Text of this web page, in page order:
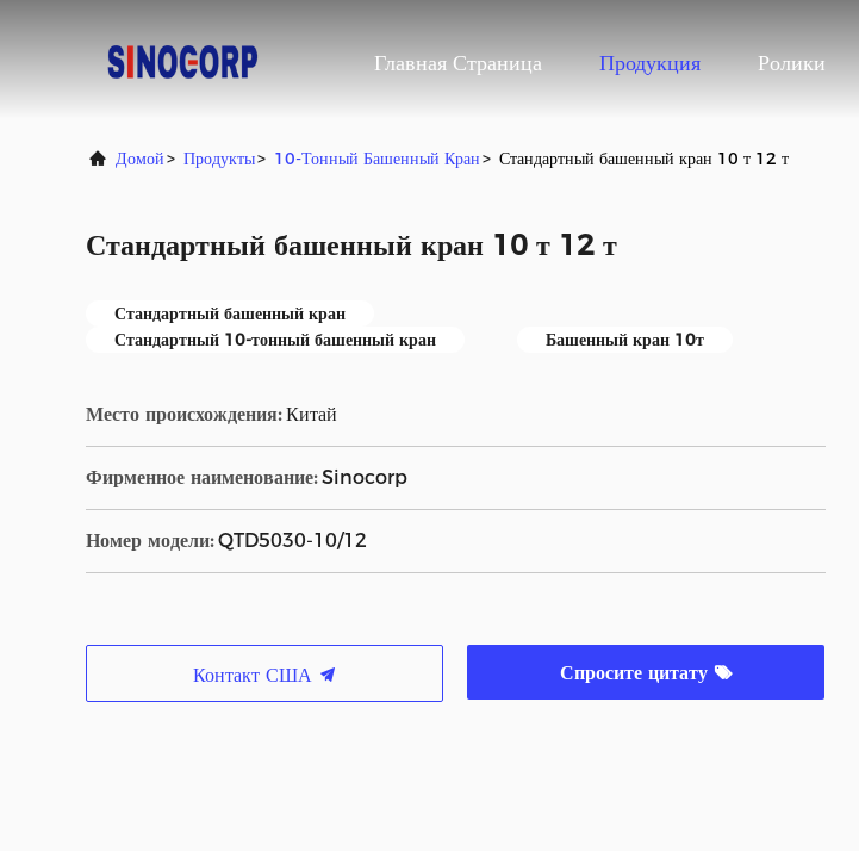
Главная Страница Продукция Ролики
Домой> Продукты> 10-Тонный Башенный Кран> Стандартный башенный кран 10 т 12 т
Стандартный башенный кран 10 т 12 т
Стандартный башенный кран
Стандартный 10-тонный башенный кран
Башенный кран 10т
Место происхождения: Китай
Фирменное наименование: Sinocorp
Номер модели: QTD5030-10/12
Контакт США Спросите цитату